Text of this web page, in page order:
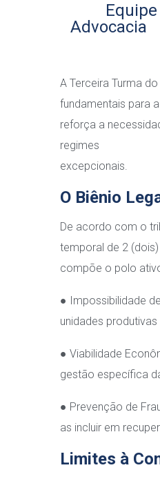
Advocacia
A Terceira Turma
fundamentais para
reforça a
regimes
excepcionais.
O Biênio
De acordo com o
temporal de 2
compõe o polo
● Impossibilidade
unidades
● Viabilidade
gestão específica
● Prevenção de
as incluir em
Limites à